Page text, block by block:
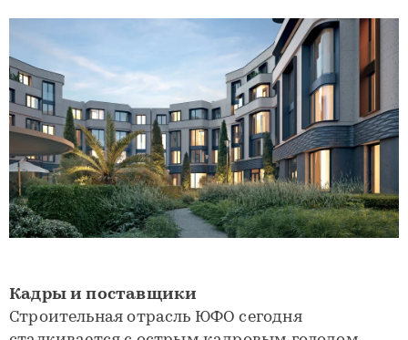
Кадры и поставщики
Строительная отрасль ЮФО сегодня